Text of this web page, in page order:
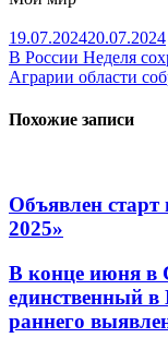
19.07.202420.07.2024
Навигация
по
записям
В России Неделя
Аграрии области
Похожие записи
Объявлен
2025»
В конце июня в
единственный
раннего